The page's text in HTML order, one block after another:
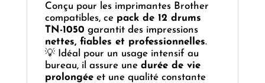
Conçu pour les imprimantes Brother
compatibles, ce pack de 12 drums
TN-1050 garantit des impressions
nettes, fiables et professionnelles.
💡 Idéal pour un usage intensif au
bureau, il assure une durée de vie
prolongéeet une qualité constante